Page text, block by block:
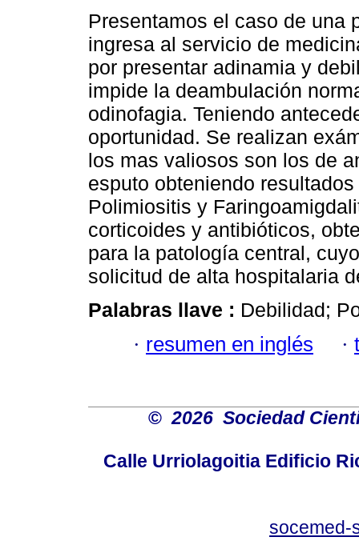
Presentamos el caso de una
ingresa al servicio de
por presentar adinamia y
impide la deambulación
odinofagia. Teniendo
oportunidad. Se realizan
los mas valiosos son los de
esputo obteniendo
Polimiositis y
corticoides y antibióticos,
para la patología central,
solicitud de alta hospitalaria
Palabras llave : Debilidad;
· resumen en inglés ·
© 2026 Sociedad
Calle Urriolagoitia Edificio
socemed-